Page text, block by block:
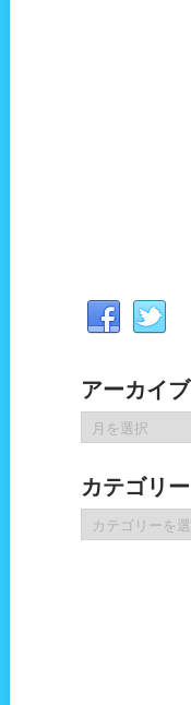
アーカイブ
ー
イ
ブ
カテゴリー
テ